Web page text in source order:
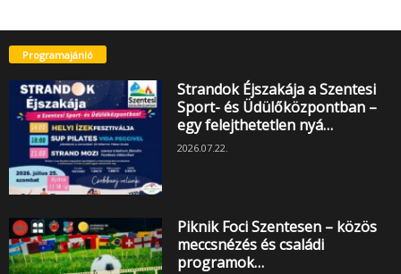
Programajánló
Strandok Éjszakája a Szentesi
Sport- és Üdülőközpontban –
egy felejthetetlen nyá…
2026.07.22.
Piknik Foci Szentesen – közös
meccsnézés és családi
programok…